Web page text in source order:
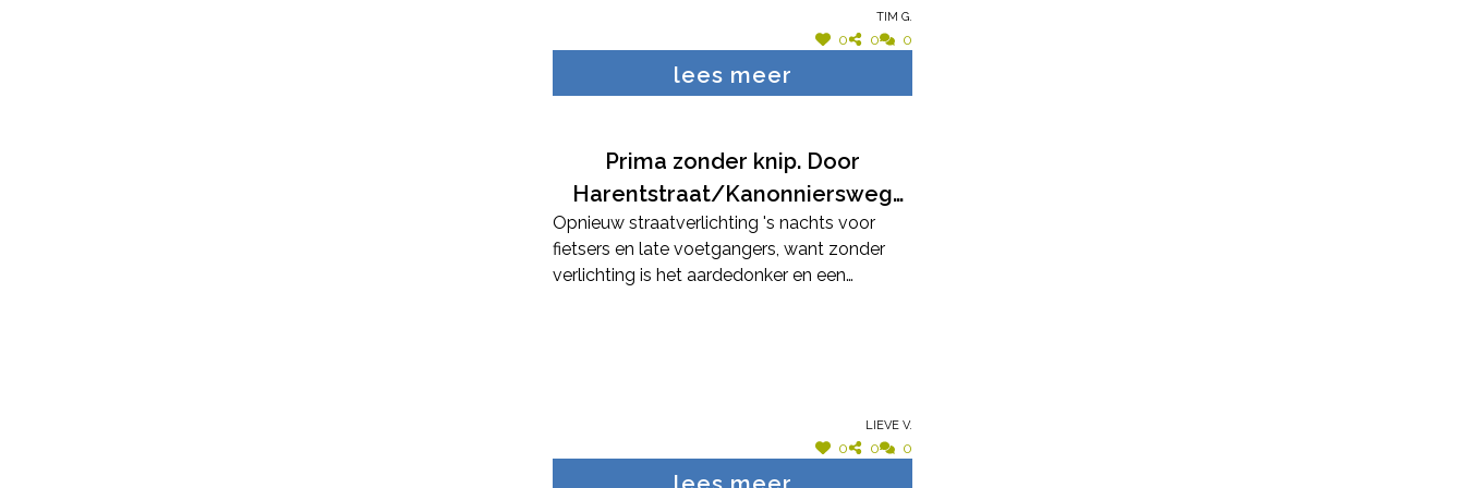
Tim G.
0 0 0
lees meer
Prima zonder knip. Door
Harentstraat/Kanonniersweg
komt ook zeer veel sluipverkeer
en wordt ook aan overdreven
snelheid gereden, en daar is ook
Opnieuw straatverlichting 's nachts voor
fietsers en late voetgangers, want zonder
verlichting is het aardedonker en een
Lieve V.
0 0 0